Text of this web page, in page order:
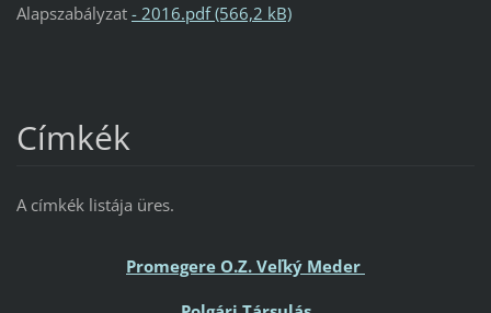
Alapszabályzat - 2016.pdf (566,2 kB)
Címkék
A címkék listája üres.
Promegere O.Z. Veľký Meder